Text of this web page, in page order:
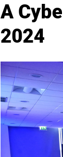
A
2024